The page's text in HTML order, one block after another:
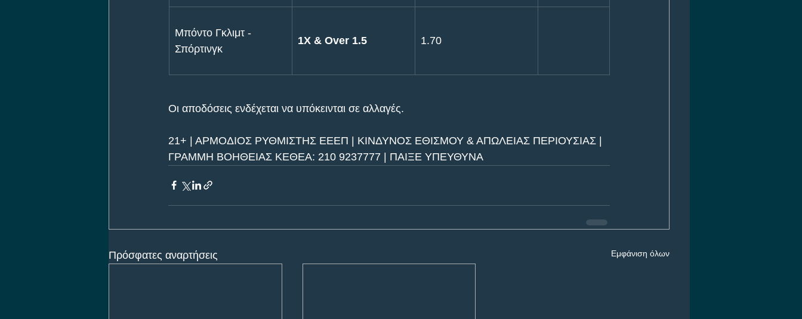
Μπόντο Γκλιμτ -
Σπόρτινγκ
1X & Over 1.5 1.70
Οι αποδόσεις ενδέχεται να υπόκεινται σε αλλαγές.
21+ | ΑΡΜΟΔΙΟΣ ΡΥΘΜΙΣΤΗΣ ΕΕΕΠ | ΚΙΝΔΥΝΟΣ ΕΘΙΣΜΟΥ & ΑΠΩΛΕΙΑΣ ΠΕΡΙΟΥΣΙΑΣ |
ΓΡΑΜΜΗ ΒΟΗΘΕΙΑΣ ΚΕΘΕΑ: 210 9237777 | ΠΑΙΞΕ ΥΠΕΥΘΥΝΑ
Πρόσφατες αναρτήσεις Εμφάνιση όλων